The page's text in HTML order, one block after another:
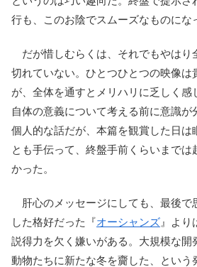
行も、このお陰でスムーズなものにな
だが惜しむらくは、それでもやはり
切れていない。ひとつひとつの映像は
が、全体を通すとメリハリに乏しく感
自体の意義について考える前に意識が
個人的な話だが、本篇を観賞した日は
とも手伝って、終盤手前くらいまでは
かった。
肝心のメッセージにしても、最後で
した格好だった『オーシャンズ 』より
説得力を欠く嫌いがある。大規模な開
動物たちに新たな冬を齎した、という